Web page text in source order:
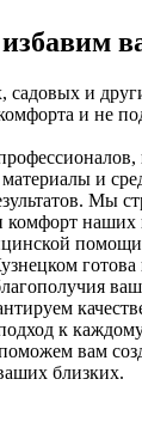
и
и не
и
Мы
комфорт наших
к
вам
близких.